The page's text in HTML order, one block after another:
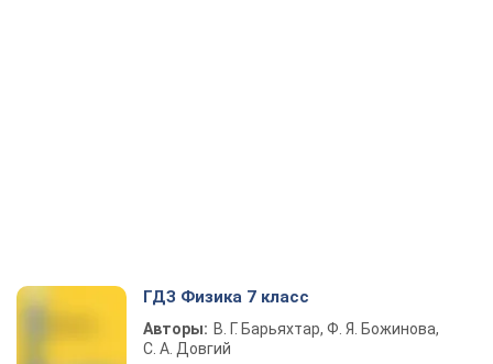
ГДЗ Физика 7 класс
Авторы: В. Г. Барьяхтар, Ф. Я. Божинова,
С. А. Довгий